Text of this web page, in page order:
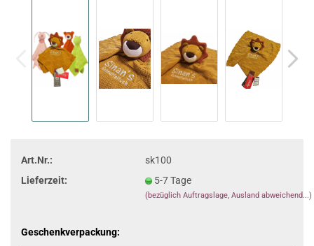
Art.Nr.:
sk100
Lieferzeit:
5-7 Tage
(bezüglich Auftragslage, Ausland abweichend...)
Geschenkverpackung: